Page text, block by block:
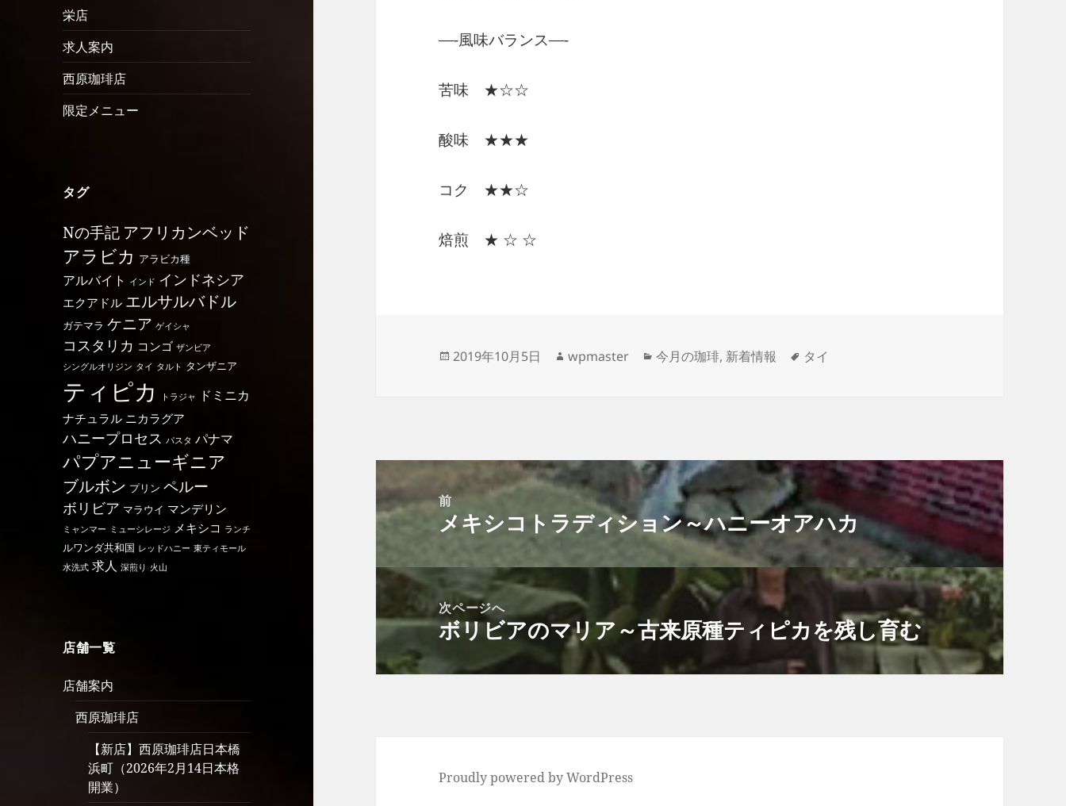
栄店
求人案内
西原珈琲店
限定メニュー
タグ
Nの手記 アフリカンベッド
アラビカ アラビカ種
アルバイト インド インドネシア
エクアドル エルサルバドル
ガテマラ ケニア ゲイシャ
コスタリカ コンゴ ザンビア
シングルオリジン タイ タルト タンザニア
ティピカ トラジャ ドミニカ
ナチュラル ニカラグア
ハニープロセス パスタ パナマ
パプアニューギニア
ブルボン プリン ペルー
ボリビア マラウイ マンデリン
ミャンマー ミューシレージ メキシコ ランチ
ルワンダ共和国 レッドハニー 東ティモール
水洗式 求人 深煎り 火山
店舗一覧
店舗案内
西原珈琲店
【新店】西原珈琲店日本橋
浜町（2026年2月14日本格
開業）
—-風味バランス—-
苦味 ★☆☆
酸味 ★★★
コク ★★☆
焙煎 ★ ☆ ☆
投
2019年10月5日
作
wpmaster
カ
今月の珈琲, 新着情報
タ
タイ
稿
ナ
ゲ
シ
ョ
ン
前
前
投
稿:
メキシコトラディション～ハニーオアハカ
次ページへ
次
投
ボリビアのマリア～古来原種ティピカを残し育む
Proudly powered by WordPress